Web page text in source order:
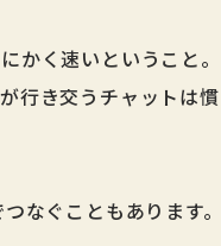
かく速いということ。
行き交うチャットは慣
なぐこともあります。